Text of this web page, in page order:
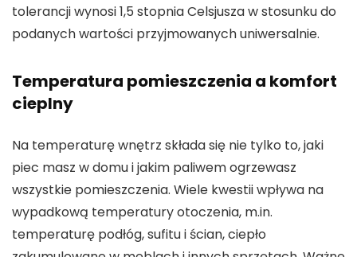
tolerancji wynosi 1,5 stopnia Celsjusza w stosunku do
podanych wartości przyjmowanych uniwersalnie.
Temperatura pomieszczenia a komfort
cieplny
Na temperaturę wnętrz składa się nie tylko to, jaki
piec masz w domu i jakim paliwem ogrzewasz
wszystkie pomieszczenia. Wiele kwestii wpływa na
wypadkową temperatury otoczenia, m.in.
temperaturę podłóg, sufitu i ścian, ciepło